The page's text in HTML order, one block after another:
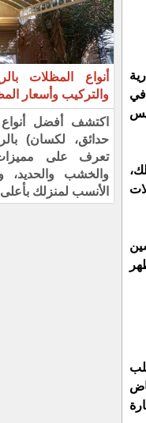
أنواع المظلات
والتركيب وأسعار
اكتشف أفضل
حدائق، لكسان)
تعرف على
والخشب والحديد،
الأنسب لمنزلك